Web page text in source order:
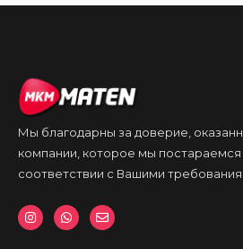
Мы благодарны за доверие,
компании, которое мы постараемся
соответствии с Вашими
I
n
s
W
h
a
E
n
v